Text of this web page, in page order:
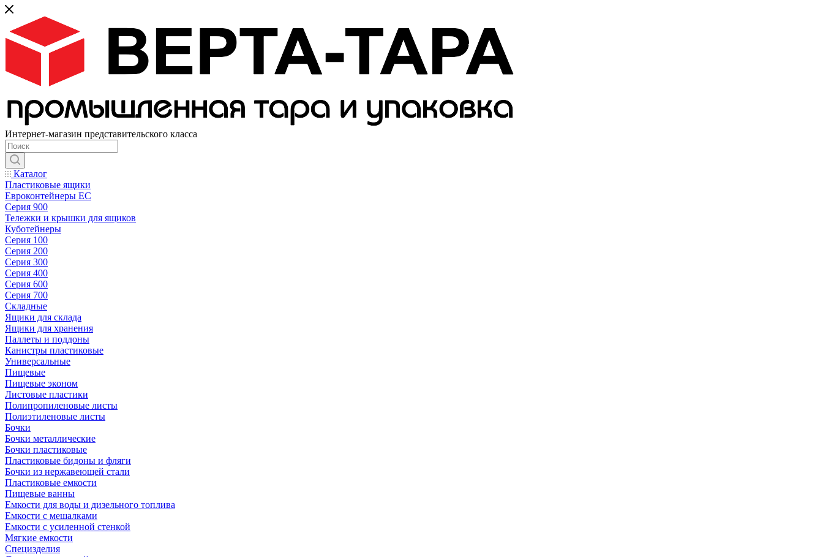
Интернет-магазин представительского класса
Каталог
Пластиковые ящики
Евроконтейнеры ЕС
Серия 900
Тележки и крышки для ящиков
Куботейнеры
Серия 100
Серия 200
Серия 300
Серия 400
Серия 600
Серия 700
Складные
Ящики для склада
Ящики для хранения
Паллеты и поддоны
Канистры пластиковые
Универсальные
Пищевые
Пищевые эконом
Листовые пластики
Полипропиленовые листы
Полиэтиленовые листы
Бочки
Бочки металлические
Бочки пластиковые
Пластиковые бидоны и фляги
Бочки из нержавеющей стали
Пластиковые емкости
Пищевые ванны
Емкости для воды и дизельного топлива
Емкости с мешалками
Емкости с усиленной стенкой
Мягкие емкости
Специзделия